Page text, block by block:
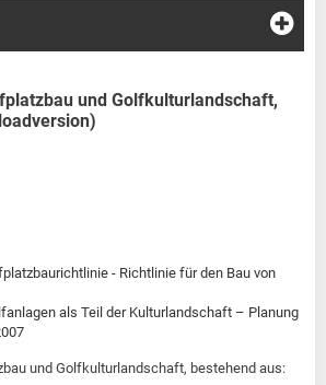
und Golfkulturlandschaft,
- Richtlinie für den Bau von
als Teil der Kulturlandschaft – Planung
und Golfkulturlandschaft, bestehend aus: